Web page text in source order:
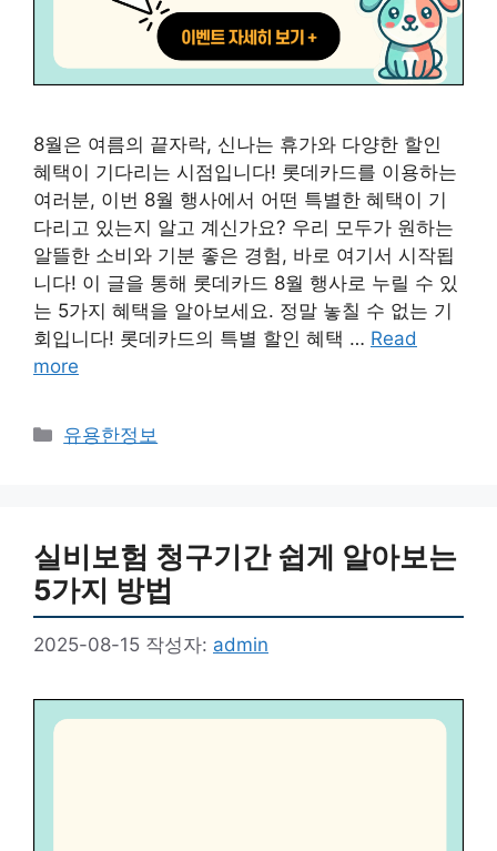
8월은 여름의 끝자락, 신나는 휴가와 다양한 할인
혜택이 기다리는 시점입니다! 롯데카드를 이용하는
여러분, 이번 8월 행사에서 어떤 특별한 혜택이 기
다리고 있는지 알고 계신가요? 우리 모두가 원하는
알뜰한 소비와 기분 좋은 경험, 바로 여기서 시작됩
니다! 이 글을 통해 롯데카드 8월 행사로 누릴 수 있
는 5가지 혜택을 알아보세요. 정말 놓칠 수 없는 기
회입니다! 롯데카드의 특별 할인 혜택 … Read
more
카
유용한정보
실비보험 청구기간 쉽게 알아보는
5가지 방법
2025-08-15 작성자: admin